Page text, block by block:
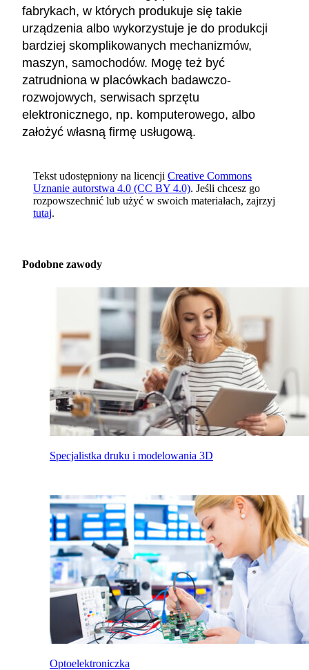
fabrykach, w których produkuje się takie
urządzenia albo wykorzystuje je do produkcji
bardziej skomplikowanych mechanizmów,
maszyn, samochodów. Mogę też być
zatrudniona w placówkach badawczo-
rozwojowych, serwisach sprzętu
elektronicznego, np. komputerowego, albo
założyć własną firmę usługową.
Tekst udostępniony na licencji Creative Commons
Uznanie autorstwa 4.0 (CC BY 4.0). Jeśli chcesz go
rozpowszechnić lub użyć w swoich materiałach, zajrzyj
tutaj.
Podobne zawody
Specjalistka druku i modelowania 3D
Optoelektroniczka